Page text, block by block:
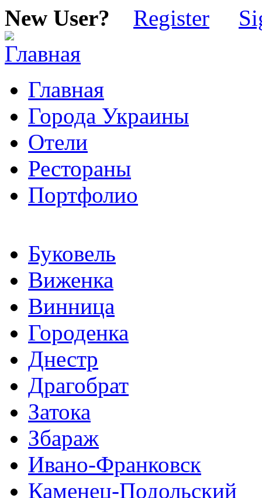
New User? Register
Главная
Города Украины
Отели
Рестораны
Портфолио
Буковель
Виженка
Винница
Городенка
Днестр
Драгобрат
Затока
Збараж
Ивано-Франковск
Каменец-Подольский